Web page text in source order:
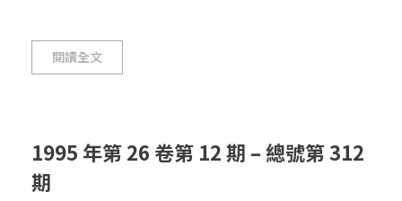
閱讀全文
1995 年第 26 卷第 12 期 – 總號第 312
期